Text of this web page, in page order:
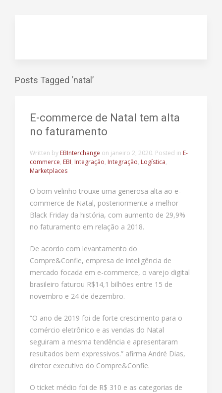
Posts Tagged ‘natal’
E-commerce de Natal tem alta
no faturamento
Written by EBInterchange on janeiro 2, 2020. Posted in E-
commerce, EBI, Integração, Integração, Logística,
Marketplaces
O bom velinho trouxe uma generosa alta ao e-
commerce de Natal, posteriormente a melhor
Black Friday da história, com aumento de 29,9%
no faturamento em relação a 2018.
De acordo com levantamento do
Compre&Confie, empresa de inteligência de
mercado focada em e-commerce, o varejo digital
brasileiro faturou R$14,1 bilhões entre 15 de
novembro e 24 de dezembro.
“O ano de 2019 foi de forte crescimento para o
comércio eletrônico e as vendas do Natal
seguiram a mesma tendência e apresentaram
resultados bem expressivos.” afirma André Dias,
diretor executivo do Compre&Confie.
O ticket médio foi de R$ 310 e as categorias de